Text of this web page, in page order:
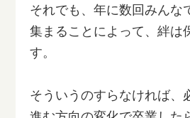
それでも、年に数回みんな
集まることによって、絆は
す。
そういうのすらなければ、